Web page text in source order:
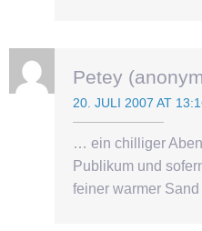
Petey
20. JULI 2007 AT
… ein chilliger
Publikum und
feiner warmer